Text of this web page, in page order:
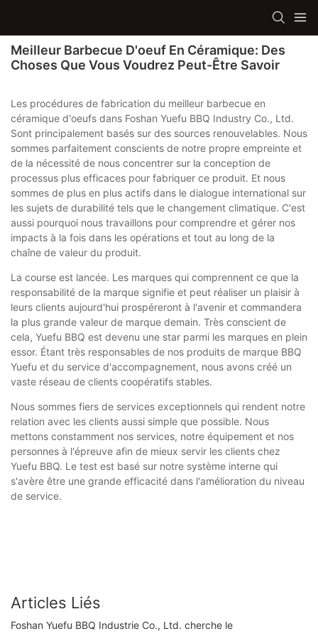
Meilleur Barbecue D'oeuf En Céramique: Des
Choses Que Vous Voudrez Peut-Être Savoir
Les procédures de fabrication du meilleur barbecue en
céramique d'oeufs dans Foshan Yuefu BBQ Industry Co., Ltd.
Sont principalement basés sur des sources renouvelables. Nous
sommes parfaitement conscients de notre propre empreinte et
de la nécessité de nous concentrer sur la conception de
processus plus efficaces pour fabriquer ce produit. Et nous
sommes de plus en plus actifs dans le dialogue international sur
les sujets de durabilité tels que le changement climatique. C'est
aussi pourquoi nous travaillons pour comprendre et gérer nos
impacts à la fois dans les opérations et tout au long de la
chaîne de valeur du produit.
La course est lancée. Les marques qui comprennent ce que la
responsabilité de la marque signifie et peut réaliser un plaisir à
leurs clients aujourd'hui prospéreront à l'avenir et commandera
la plus grande valeur de marque demain. Très conscient de
cela, Yuefu BBQ est devenu une star parmi les marques en plein
essor. Étant très responsables de nos produits de marque BBQ
Yuefu et du service d'accompagnement, nous avons créé un
vaste réseau de clients coopératifs stables.
Nous sommes fiers de services exceptionnels qui rendent notre
relation avec les clients aussi simple que possible. Nous
mettons constamment nos services, notre équipement et nos
personnes à l'épreuve afin de mieux servir les clients chez
Yuefu BBQ. Le test est basé sur notre système interne qui
s'avère être une grande efficacité dans l'amélioration du niveau
de service.
Articles Liés
Foshan Yuefu BBQ Industrie Co., Ltd. cherche le